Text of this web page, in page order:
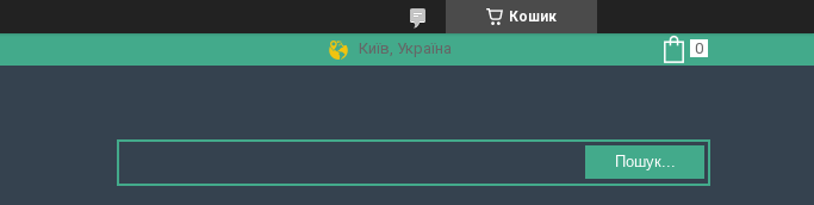
Кошик
Київ, Україна
Пошук...